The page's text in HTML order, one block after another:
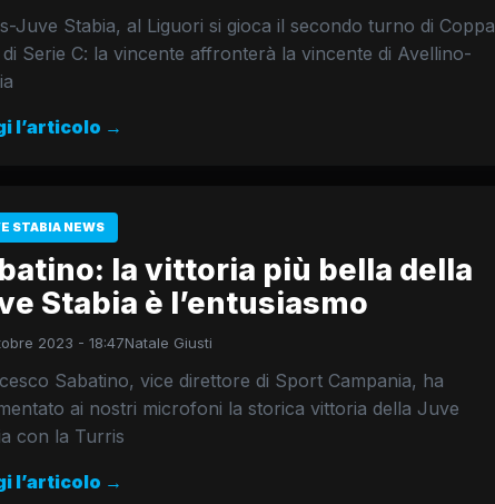
Juve Stabia, al Liguori si gioca il secondo turno di Coppa
di Serie C: la vincente affronterà la vincente di Avellino-
l’articolo →
STABIA NEWS
la vittoria più bella della
Stabia è l’entusiasmo
2023 - 18:47Natale Giusti
Sabatino, vice direttore di Sport Campania, ha
ai nostri microfoni la storica vittoria della Juve
con la Turris
l’articolo →